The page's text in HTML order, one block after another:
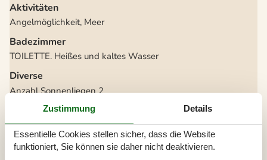
Aktivitäten
Angelmöglichkeit, Meer
Badezimmer
TOILETTE. Heißes und kaltes Wasser
Diverse
Anzahl Sonnenliegen 2
Baumaterial: Holz
Ferienhaus 64 m²
Haustiere Nr
Heizung, Elektroheizung
Zustimmung Details
Essentielle Cookies stellen sicher, dass die Website
funktioniert, Sie können sie daher nicht deaktivieren.